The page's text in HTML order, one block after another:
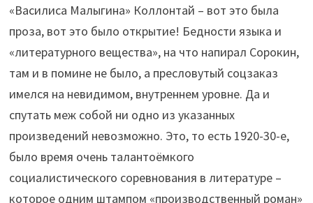
«Василиса Малыгина» Коллонтай – вот это была
проза, вот это было открытие! Бедности языка и
«литературного вещества», на что напирал Сорокин,
там и в помине не было, а пресловутый соцзаказ
имелся на невидимом, внутреннем уровне. Да и
спутать меж собой ни одно из указанных
произведений невозможно. Это, то есть 1920-30-е,
было время очень талантоёмкого
социалистического соревнования в литературе –
которое одним штампом «производственный роман»